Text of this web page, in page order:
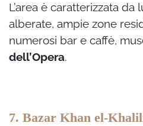
L’area è caratterizzata
alberate, ampie zone
numerosi bar e caffè,
dell’Opera.
7. Bazar Khan el-